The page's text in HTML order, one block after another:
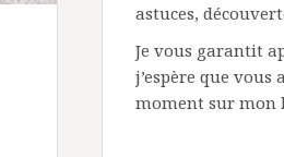
astuces,
Je vous garantit
j’espère que vous
moment sur mon